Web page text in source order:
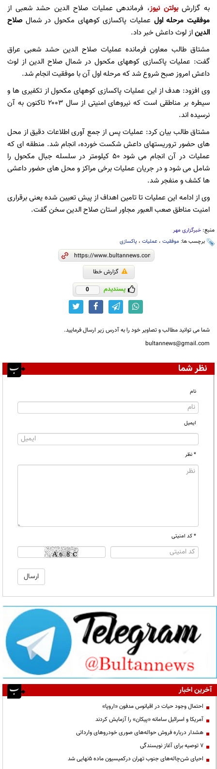
به گزارشبولتن نیوز، فرماندهی عملیات صلاح الدین حشد شعبی از
موفقیت مرحله اول عملیات پاکسازی کوههای مکحول در شمال صلاح
الدیناز لوث داعش خبر داد.
مشتاق طالب معاون فرمانده عملیات صلاح الدین حشد شعبی عراق
گفت: عملیات پاکسازی کوههای مکحول در شمال صلاح الدین از لوث
داعش امروز صبح شروع شد که مرحله اول آن با موفقیت انجام شد.
وی افزود: هدف از این عملیات پاکسازی کوههای مکحول از تکفیری ها و
سیطره بر مناطقی است که نیروهای امنیتی از سال ۲۰۰۳ تاکنون به آن
نرسیده اند.
مشتاق طالب بیان کرد: عملیات پس از جمع آوری اطلاعات دقیق از محل
های حضور تروریستهای داعش شکست خورده، انجام شد. منطقه ای که
عملیات در آن انجام می شود ۵۰ کیلومتر در سلسله جبال مکحول را
شامل می شود و در جریان عملیات برخی مراکز و محل های حضور داعشی
ها کشف و منفجر شد.
وی از ادامه این عملیات تا تامین اهداف از پیش تعیین شده یعنی برقراری
امنیت مناطق صعب العبور مجاور استان صلاح الدین سخن گفت.
منبع: خبرگزاری مهر
برچسب ها: موفقیت ، عملیات ، پاکسازی
گزارش خطا
پسندیدم 0
شما می توانید مطالب و تصاویر خود را به آدرس زیر ارسال فرمایید.
bultannews@gmail.com
نظر شما
نام
ایمیل
* نظر
* کد امنیتی
آخرین اخبار
احتمال وجود حیات در اقیانوس مدفون «اروپا»
آمریکا و اسرائیل سامانه «پیکان» را آزمایش کردند
هشدار درباره فروش حواله‌های صوری خودروهای وارداتی
۷ توصیه برای آغاز نویسندگی
احیای شن‌چاله‌های جنوب تهران درکمیسیون ماده ۵نهایی شد